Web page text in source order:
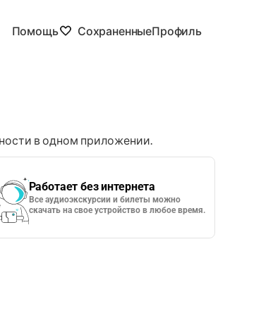
Помощь СохраненныеПрофиль
в одном приложении.
Работает без интернета
Все аудиоэкскурсии и билеты можно
скачать на свое устройство в любое время.